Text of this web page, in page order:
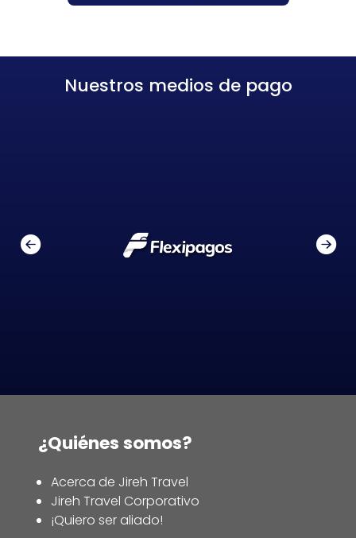
Nuestros medios de pago
¿Quiénes somos?
Acerca de Jireh Travel
Jireh Travel Corporativo
¡Quiero ser aliado!